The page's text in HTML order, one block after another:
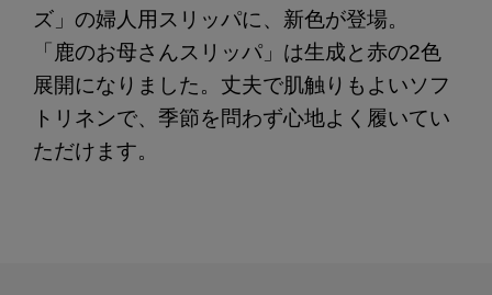
ズ」の婦人用スリッパに、新色が登場。
「鹿のお母さんスリッパ」は生成と赤の2色
展開になりました。丈夫で肌触りもよいソフ
トリネンで、季節を問わず心地よく履いてい
ただけます。